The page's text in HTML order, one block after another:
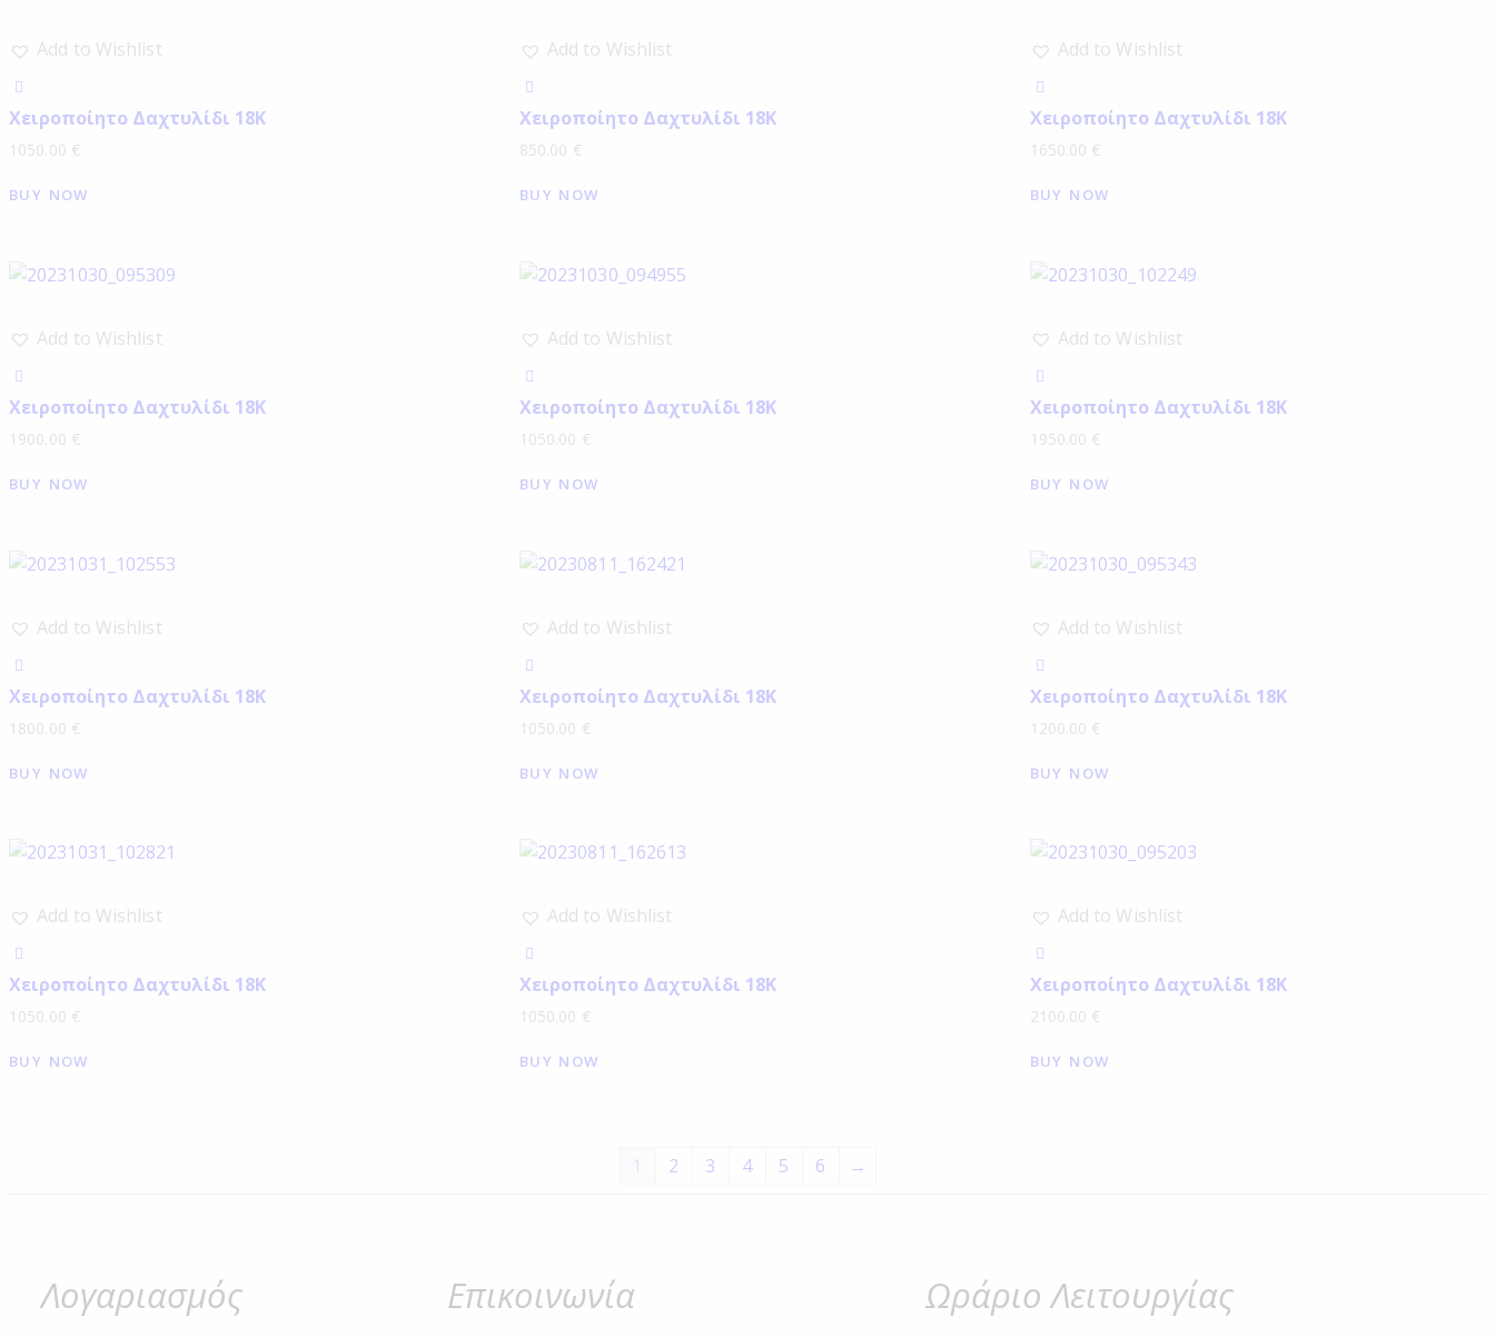
Add to Wishlist
Χειροποίητο Δαχτυλίδι 18Κ
1050.00 €
BUY NOW
Add to Wishlist
Χειροποίητο Δαχτυλίδι 18Κ
850.00 €
BUY NOW
Add to Wishlist
Χειροποίητο Δαχτυλίδι 18Κ
1650.00 €
BUY NOW
Add to Wishlist
Χειροποίητο Δαχτυλίδι 18Κ
1900.00 €
BUY NOW
Add to Wishlist
Χειροποίητο Δαχτυλίδι 18Κ
1050.00 €
BUY NOW
Add to Wishlist
Χειροποίητο Δαχτυλίδι 18Κ
1950.00 €
BUY NOW
Add to Wishlist
Χειροποίητο Δαχτυλίδι 18Κ
1800.00 €
BUY NOW
Add to Wishlist
Χειροποίητο Δαχτυλίδι 18Κ
1050.00 €
BUY NOW
Add to Wishlist
Χειροποίητο Δαχτυλίδι 18Κ
1200.00 €
BUY NOW
Add to Wishlist
Χειροποίητο Δαχτυλίδι 18Κ
1050.00 €
BUY NOW
Add to Wishlist
Χειροποίητο Δαχτυλίδι 18Κ
1050.00 €
BUY NOW
Add to Wishlist
Χειροποίητο Δαχτυλίδι 18Κ
2100.00 €
BUY NOW
1 2 3 4 5 6 →
Λογαριασμός Επικοινωνία Ωράριο Λειτουργίας